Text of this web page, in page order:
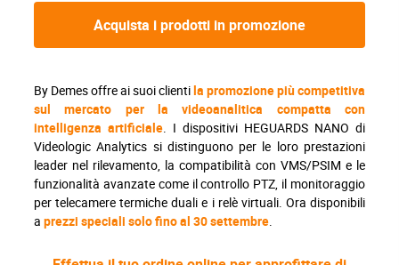
Acquista i prodotti in promozione
By Demes offre ai suoi clientila promozione più competitiva
sul mercato per la videoanalitica compatta con
intelligenza artificiale. I dispositivi HEGUARDS NANO di
Videologic Analytics si distinguono per le loro prestazioni
leader nel rilevamento, la compatibilità con VMS/PSIM e le
funzionalità avanzate come il controllo PTZ, il monitoraggio
per telecamere termiche duali e i relè virtuali. Ora disponibili
a prezzi speciali solo fino al 30 settembre.